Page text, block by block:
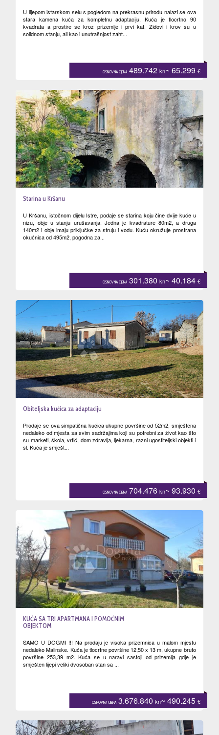
U lijepom istarskom selu s pogledom na prekrasnu prirodu nalazi se ova
stara kamena kuća za kompletnu adaptaciju. Kuća je tlocrtno 90
kvadrata a prostire se kroz prizemlje i prvi kat. Zidovi i krov su u
solidnom stanju, ali kao i unutrašnjost zaht...
OSNOVNA CIJENA 489.742 kn~ 65.299 €
Starina u Kršanu
U Kršanu, istočnom dijelu Istre, podaje se starina koju čine dvije kuće u
nizu, obje u stanju urušavanja. Jedna je kvadrature 80m2, a druga
140m2 i obje imaju priključke za struju i vodu. Kuću okružuje prostrana
okućnica od 495m2, pogodna za...
OSNOVNA CIJENA 301.380 kn~ 40.184 €
Obiteljska kućica za adaptaciju
Prodaje se ova simpatična kućica ukupne površine od 52m2, smještena
nedaleko od mjesta sa svim sadržajima koji su potrebni za život kao što
su marketi, škola, vrtić, dom zdravlja, ljekarna, razni ugostiteljski objekti i
sl. Kuća je smješt...
OSNOVNA CIJENA 704.476 kn~ 93.930 €
KUĆA SA TRI APARTMANA I POMOĆNIM
OBJEKTOM
SAMO U DOGMI !!! Na prodaju je visoka prizemnica u malom mjestu
nedaleko Malinske. Kuća je tlocrtne površine 12,50 x 13 m, ukupne bruto
površine 253,39 m2. Kuća se u naravi sastoji od prizemlja gdje je
smješten lijepi veliki dvosoban stan sa ...
OSNOVNA CIJENA 3.676.840 kn~ 490.245 €